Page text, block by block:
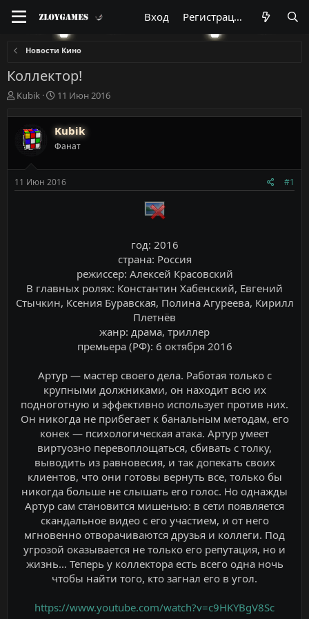
Вход Регистрация
Новости Кино
Коллектор!
А
т
е
м
ы
Kubik
Д
т
а
н
ч
а
л
11 Июн 2016
Kubik
Фанат
11 Июн 2016 #1
год: 2016
страна: Россия
режиссер: Алексей Красовский
В главных ролях: Константин Хабенский, Евгений
Стычкин, Ксения Буравская, Полина Агуреева, Кирилл
Плетнёв
жанр: драма, триллер
премьера (РФ): 6 октября 2016
Артур — мастер своего дела. Работая только с
крупными должниками, он находит всю их
подноготную и эффективно использует против них.
Он никогда не прибегает к банальным методам, его
конек — психологическая атака. Артур умеет
виртуозно перевоплощаться, сбивать с толку,
выводить из равновесия, и так допекать своих
клиентов, что они готовы вернуть все, только бы
никогда больше не слышать его голос. Но однажды
Артур сам становится мишенью: в сети появляется
скандальное видео с его участием, и от него
мгновенно отворачиваются друзья и коллеги. Под
угрозой оказывается не только его репутация, но и
жизнь… Теперь у коллектора есть всего одна ночь
чтобы найти того, кто загнал его в угол.
https://www.youtube.com/watch?v=c9HKYBgV8Sc